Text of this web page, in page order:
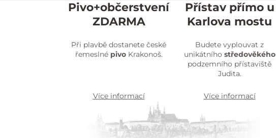
Pivo+občerstvení
ZDARMA
Při plavbě dostanete české
řemeslné pivoKrakonoš.
Více informací
Přístav přímo u
Karlova mostu
Budete vyplouvat z
unikátního středověkého
podzemního přístaviště
Judita.
Více informací